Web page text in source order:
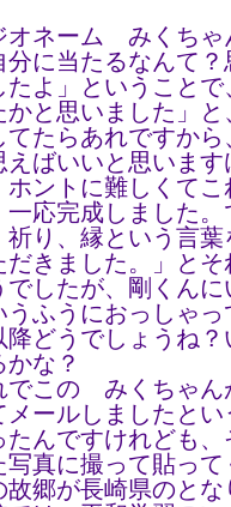
オネーム みくちゃ
分に当たるなんて
たよ」ということで
かと思いました」
てたらあれですか
えばいいと思いま
ホントに難しくて
一応完成しました
祈り、縁という言
だきました。」と
でしたが、剛くん
うふうにおっしゃ
降どうでしょうね
かな？
でこの みくちゃん
メールしましたと
たんですけれども
写真に撮って貼っ
故郷が長崎県のと